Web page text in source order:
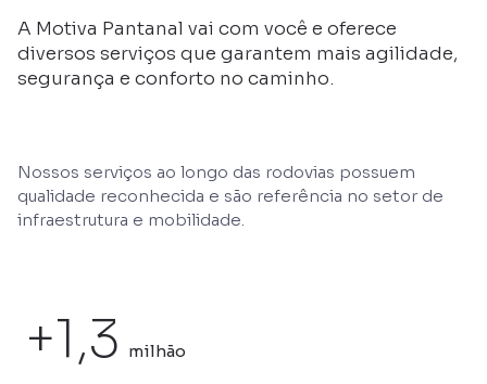
A Motiva Pantanal vai com você e oferece
diversos serviços que garantem mais agilidade,
segurança e conforto no caminho.
Nossos serviços ao longo das rodovias possuem
qualidade reconhecida e são referência no setor de
infraestrutura e mobilidade.
+1,3 milhão